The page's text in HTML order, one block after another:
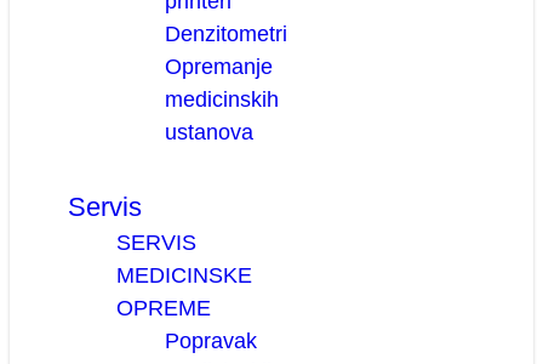
Denzitometri
Opremanje
medicinskih
ustanova
Servis
SERVIS
MEDICINSKE
OPREME
Popravak